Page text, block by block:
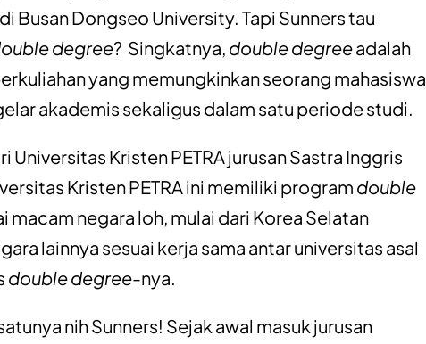
Busan Dongseo University. Tapi Sunners tau
degree? Singkatnya, double degreeadalah
yang memungkinkan seorang mahasiswa
akademis sekaligus dalam satu periode studi.
Universitas Kristen PETRA jurusan Sastra Inggris
Kristen PETRA ini memiliki program double
macam negara loh, mulai dari Korea Selatan
lainnya sesuai kerja sama antar universitas asal
double degree-nya.
nih Sunners! Sejak awal masuk jurusan